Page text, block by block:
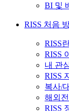
BI 및
RISS 처음
RISS
RISS
내 관
RISS
복사/
해외
RISS